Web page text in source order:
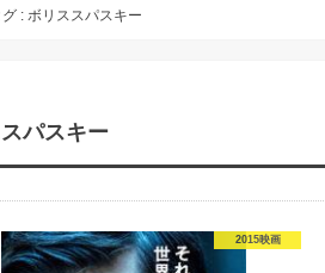
グ : ボリススパスキー
パスキー
2015映画